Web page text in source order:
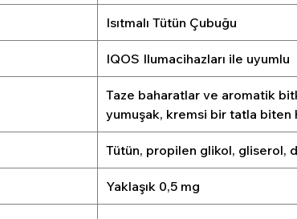
Isıtmalı Tütün Çubuğu
IQOS Ilumacihazları ile uyumlu
Taze baharatlar ve aromatik
yumuşak, kremsi bir tatla biten
Tütün, propilen glikol, gliserol,
Yaklaşık 0,5 mg